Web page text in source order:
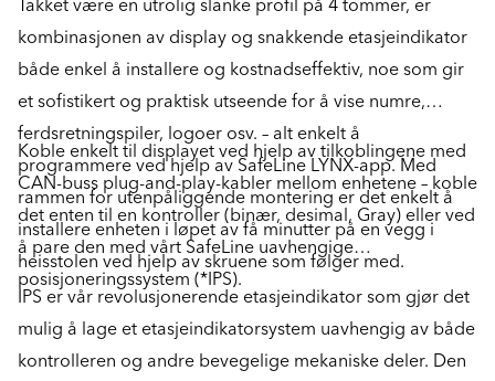
Takket være en utrolig slanke profil på 4 tommer, er
kombinasjonen av display og snakkende etasjeindikator
både enkel å installere og kostnadseffektiv, noe som gir
et sofistikert og praktisk utseende for å vise numre,
ferdsretningspiler, logoer osv. – alt enkelt å
programmere ved hjelp av SafeLine LYNX-app. Med
rammen for utenpåliggende montering er det enkelt å
installere enheten i løpet av få minutter på en vegg i
heisstolen ved hjelp av skruene som følger med.
Koble enkelt til displayet ved hjelp av tilkoblingene med
CAN-buss plug-and-play-kabler mellom enhetene – koble
det enten til en kontroller (binær, desimal, Gray) eller ved
å pare den med vårt SafeLine uavhengige
posisjoneringssystem (*IPS).
IPS er vår revolusjonerende etasjeindikator som gjør det
mulig å lage et etasjeindikatorsystem uavhengig av både
kontrolleren og andre bevegelige mekaniske deler. Den